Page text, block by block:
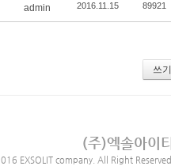
admin 2016.11.15 89921
쓰기
(주)엑솔아이티
EXSOLIT company. All Right Reserved.